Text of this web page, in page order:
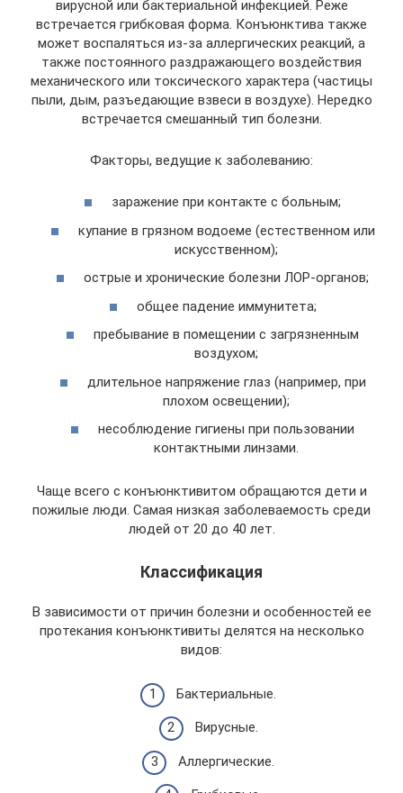
вирусной или бактериальной инфекцией. Реже
встречается грибковая форма. Конъюнктива также
может воспаляться из-за аллергических реакций, а
также постоянного раздражающего воздействия
механического или токсического характера (частицы
пыли, дым, разъедающие взвеси в воздухе). Нередко
встречается смешанный тип болезни.
Факторы, ведущие к заболеванию:
заражение при контакте с больным;
купание в грязном водоеме (естественном или
искусственном);
острые и хронические болезни ЛОР-органов;
общее падение иммунитета;
пребывание в помещении с загрязненным
воздухом;
длительное напряжение глаз (например, при
плохом освещении);
несоблюдение гигиены при пользовании
контактными линзами.
Чаще всего с конъюнктивитом обращаются дети и
пожилые люди. Самая низкая заболеваемость среди
людей от 20 до 40 лет.
Классификация
В зависимости от причин болезни и особенностей ее
протекания конъюнктивиты делятся на несколько
видов:
Бактериальные.
Вирусные.
Аллергические.